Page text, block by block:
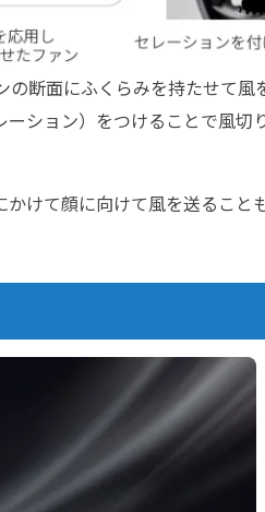
の断面にふくらみを持たせて風
ション）をつけることで風切
けて顔に向けて風を送ること